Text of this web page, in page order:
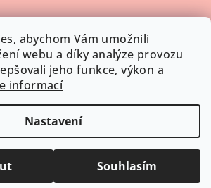
abychom Vám umožnili
webu a díky analýze provozu
jeho funkce, výkon a
informací
Nastavení
Souhlasím
produktů
Secret Plavky Neon Contrast
Upravit nastavení cookies
Vytvořil Shoptet